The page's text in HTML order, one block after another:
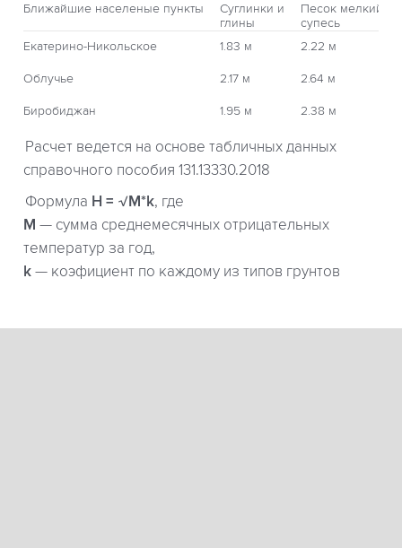
Ближайшие населеные пункты
Суглинки и
глины
Песок мелкий,
супесь
Екатерино-Никольское
1.83 м 2.22 м
Облучье 2.17 м 2.64 м
Биробиджан 1.95 м 2.38 м
Расчет ведется на основе табличных данных
справочного пособия 131.13330.2018
Формула H = √M*k, где
М — сумма среднемесячных отрицательных
температур за год,
k — коэфициент по каждому из типов грунтов